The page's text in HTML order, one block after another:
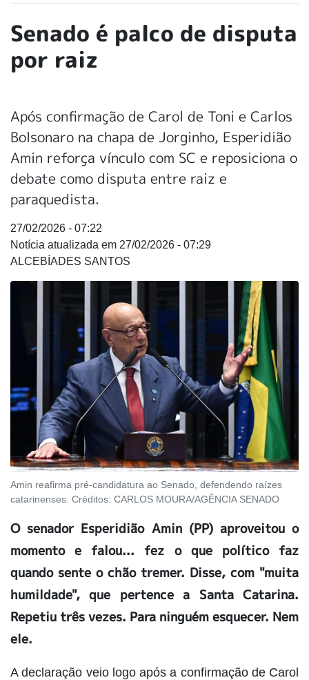
Senado é palco de disputa
por raiz
Após confirmação de Carol de Toni e Carlos
Bolsonaro na chapa de Jorginho, Esperidião
Amin reforça vínculo com SC e reposiciona o
debate como disputa entre raiz e
paraquedista.
27/02/2026 - 07:22
27/02/2026 - 07:29
ALCEBÍADES SANTOS
Amin reafirma pré-candidatura ao Senado, defendendo raízes
catarinenses. Créditos: CARLOS MOURA/AGÊNCIA SENADO
O senador Esperidião Amin (PP) aproveitou o
momento e falou... fez o que político faz
quando sente o chão tremer. Disse, com "muita
humildade", que pertence a Santa Catarina.
Repetiu três vezes. Para ninguém esquecer. Nem
ele.
A declaração veio logo após a confirmação de Carol